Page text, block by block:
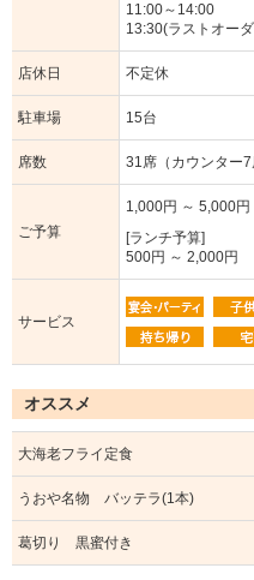
11:00～14:00
13:30(ラストオー
店休日 不定休
駐車場 15台
席数 31席（カウンター7
ご予算
1,000円 ～ 5,000円
[ランチ予算]
500円 ～ 2,000円
サービス
オススメ
大海老フライ定食
うおや名物 バッテラ(1本)
葛切り 黒蜜付き